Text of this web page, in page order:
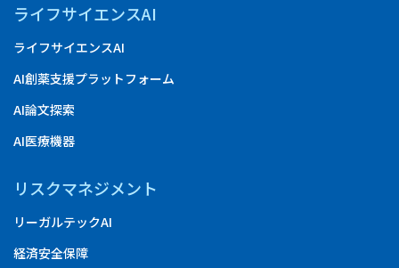
ライフサイエンスAI
ライフサイエンスAI
AI創薬支援プラットフォーム
AI論文探索
AI医療機器
リスクマネジメント
リーガルテックAI
経済安全保障